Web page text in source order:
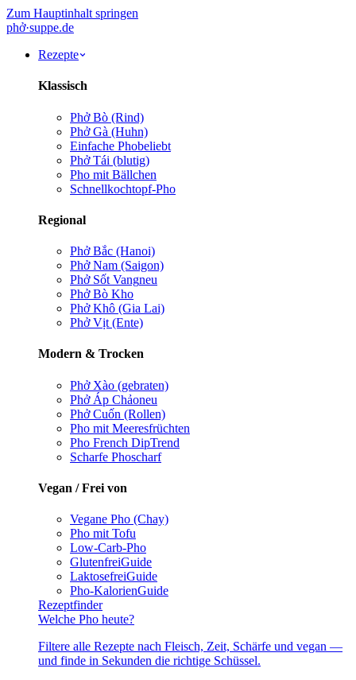
Zum Hauptinhalt springen
phở·suppe.de
Rezepte
Klassisch
Phở Bò (Rind)
Phở Gà (Huhn)
Einfache Phobeliebt
Phở Tái (blutig)
Pho mit Bällchen
Schnellkochtopf-Pho
Regional
Phở Bắc (Hanoi)
Phở Nam (Saigon)
Phở Sốt Vangneu
Phở Bò Kho
Phở Khô (Gia Lai)
Phở Vịt (Ente)
Modern & Trocken
Phở Xào (gebraten)
Phở Áp Chảoneu
Phở Cuốn (Rollen)
Pho mit Meeresfrüchten
Pho French DipTrend
Scharfe Phoscharf
Vegan / Frei von
Vegane Pho (Chay)
Pho mit Tofu
Low-Carb-Pho
GlutenfreiGuide
LaktosefreiGuide
Pho-KalorienGuide
Rezeptfinder
Welche Pho heute?
Filtere alle Rezepte nach Fleisch, Zeit, Schärfe und vegan —
und finde in Sekunden die richtige Schüssel.